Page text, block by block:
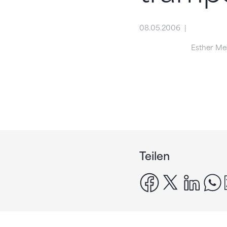
08.05.2006
Esther
Teilen
facebook
x